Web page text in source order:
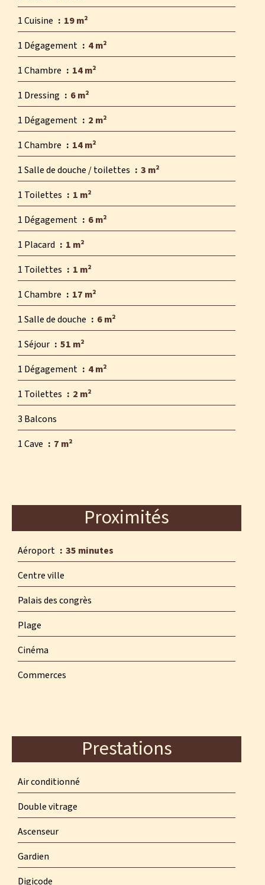
1 Cuisine
19 m²
1 Dégagement
4 m²
1 Chambre
14 m²
1 Dressing
6 m²
1 Dégagement
2 m²
1 Chambre
14 m²
1 Salle de douche / toilettes
3 m²
1 Toilettes
1 m²
1 Dégagement
6 m²
1 Placard
1 m²
1 Toilettes
1 m²
1 Chambre
17 m²
1 Salle de douche
6 m²
1 Séjour
51 m²
1 Dégagement
4 m²
1 Toilettes
2 m²
3 Balcons
1 Cave
7 m²
Proximités
Aéroport
35 minutes
Centre ville
Palais des congrès
Plage
Cinéma
Commerces
Prestations
Air conditionné
Double vitrage
Ascenseur
Gardien
Digicode